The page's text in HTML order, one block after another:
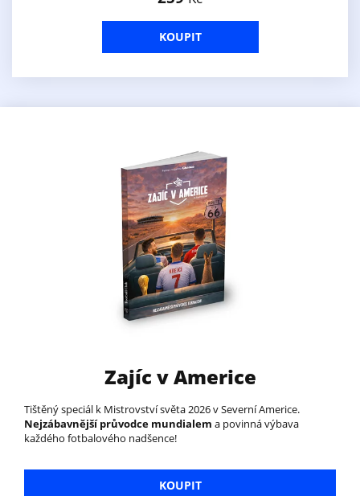
KOUPIT
Zajíc v Americe
Tištěný speciál k Mistrovství světa 2026 v Severní Americe.
Nejzábavnější průvodce mundialem a povinná výbava
každého fotbalového nadšence!
KOUPIT